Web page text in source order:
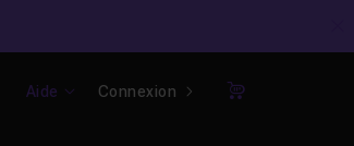
Aide Connexion
Panier